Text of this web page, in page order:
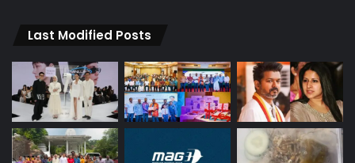
Last Modified Posts